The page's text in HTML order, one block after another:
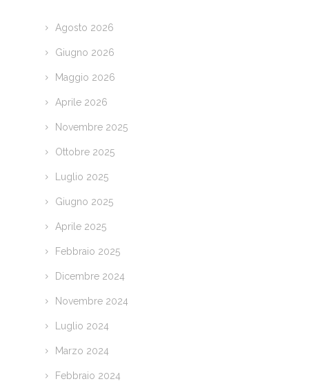
Agosto 2026
Giugno 2026
Maggio 2026
Aprile 2026
Novembre 2025
Ottobre 2025
Luglio 2025
Giugno 2025
Aprile 2025
Febbraio 2025
Dicembre 2024
Novembre 2024
Luglio 2024
Marzo 2024
Febbraio 2024